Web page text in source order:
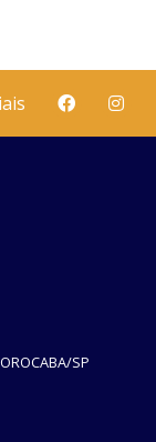
SP